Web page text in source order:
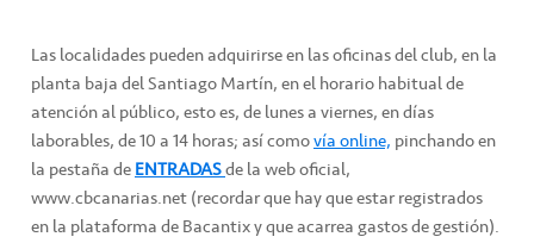
Las localidades pueden adquirirse en las oficinas del club, en la
planta baja del Santiago Martín, en el horario habitual de
atención al público, esto es, de lunes a viernes, en días
laborables, de 10 a 14 horas; así comovía online, pinchando en
la pestaña deENTRADASde la web oficial,
www.cbcanarias.net (recordar que hay que estar registrados
en la plataforma de Bacantix y que acarrea gastos de gestión).